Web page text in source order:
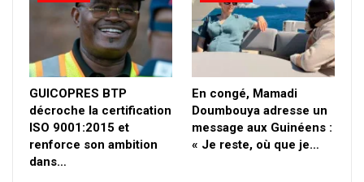
GUICOPRES BTP
décroche la certification
ISO 9001:2015 et
renforce son ambition
dans…
En congé, Mamadi
Doumbouya adresse un
message aux Guinéens :
« Je reste, où que je…